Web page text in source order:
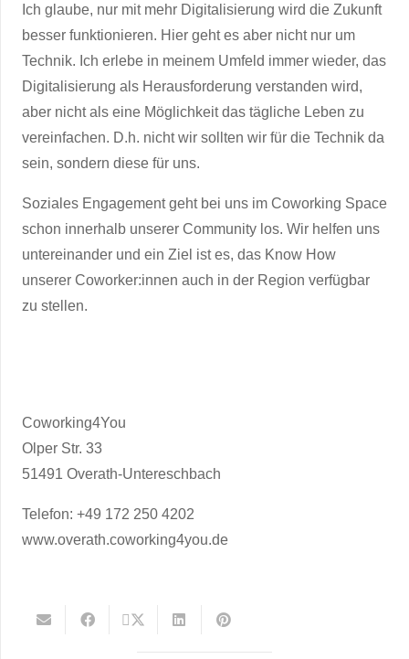
Ich glaube, nur mit mehr Digitalisierung wird die Zukunft
besser funktionieren. Hier geht es aber nicht nur um
Technik. Ich erlebe in meinem Umfeld immer wieder, das
Digitalisierung als Herausforderung verstanden wird,
aber nicht als eine Möglichkeit das tägliche Leben zu
vereinfachen. D.h. nicht wir sollten wir für die Technik da
sein, sondern diese für uns.
Soziales Engagement geht bei uns im Coworking Space
schon innerhalb unserer Community los. Wir helfen uns
untereinander und ein Ziel ist es, das Know How
unserer Coworker:innen auch in der Region verfügbar
zu stellen.
Coworking4You
Olper Str. 33
51491 Overath-Untereschbach
Telefon: +49 172 250 4202
www.overath.coworking4you.de